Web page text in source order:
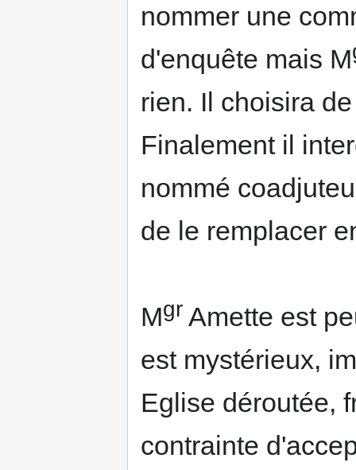
nommer une
d'enquête mais M
rien. Il choisira
Finalement il
nommé
de le remplacer
Mgr Amette est
est mystérieux,
Eglise déroutée,
contrainte